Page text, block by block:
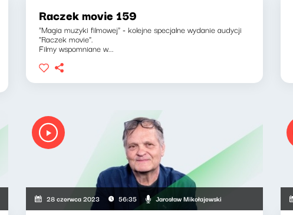
Raczek movie 159
"Magia muzyki filmowej" - kolejne specjalne wydanie audycji
"Raczek movie".
Filmy wspomniane w...
28 czerwca 2023 56:35 Jarosław Mikołajewski